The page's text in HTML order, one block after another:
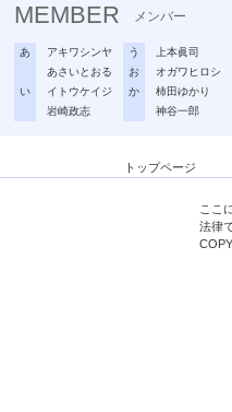
MEMBER メンバー
あ
アキワシンヤ
あさいとおる
い
イトウケイジ
岩崎政志
う
上本眞司
お
オガワヒロシ
か
柿田ゆかり
神谷一郎
トップページ
ここ
法律